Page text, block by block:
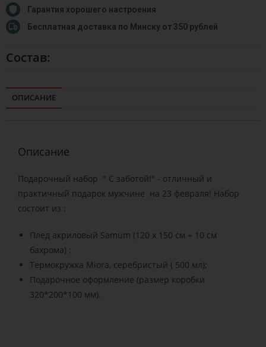
Гарантия хорошего настроения
Бесплатная доставка по Минску от 350 рублей
Состав:
ОПИСАНИЕ
Описание
Подарочный набор " С заботой!" - отличный и
практичный подарок мужчине на 23 февраля! Набор
состоит из :
Плед акриловый Samum (120 x 150 см + 10 см
бахрома) ;
Термокружка Miora, серебристый ( 500 мл);
Подарочное оформление (размер коробки
320*200*100 мм).